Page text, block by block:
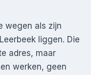
wegen als zijn
liggen. Die
adres, maar
werken, geen